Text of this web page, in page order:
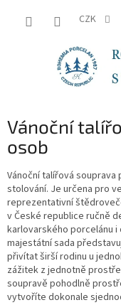
CZK
Vánoční
osob
Vánoční talířová
stolování. Je určena pro
reprezentativní
v České republice ručně
karlovarského porcelánu
majestátní sada
přivítat širší rodinu u
zážitek z jednotně
soupravě pohodlně
vytvoříte dokonale